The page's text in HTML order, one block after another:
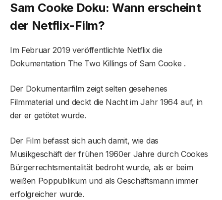
Sam Cooke Doku: Wann erscheint
der Netflix-Film?
Im Februar 2019 veröffentlichte Netflix die
Dokumentation The Two Killings of Sam Cooke .
Der Dokumentarfilm zeigt selten gesehenes
Filmmaterial und deckt die Nacht im Jahr 1964 auf, in
der er getötet wurde.
Der Film befasst sich auch damit, wie das
Musikgeschäft der frühen 1960er Jahre durch Cookes
Bürgerrechtsmentalität bedroht wurde, als er beim
weißen Poppublikum und als Geschäftsmann immer
erfolgreicher wurde.